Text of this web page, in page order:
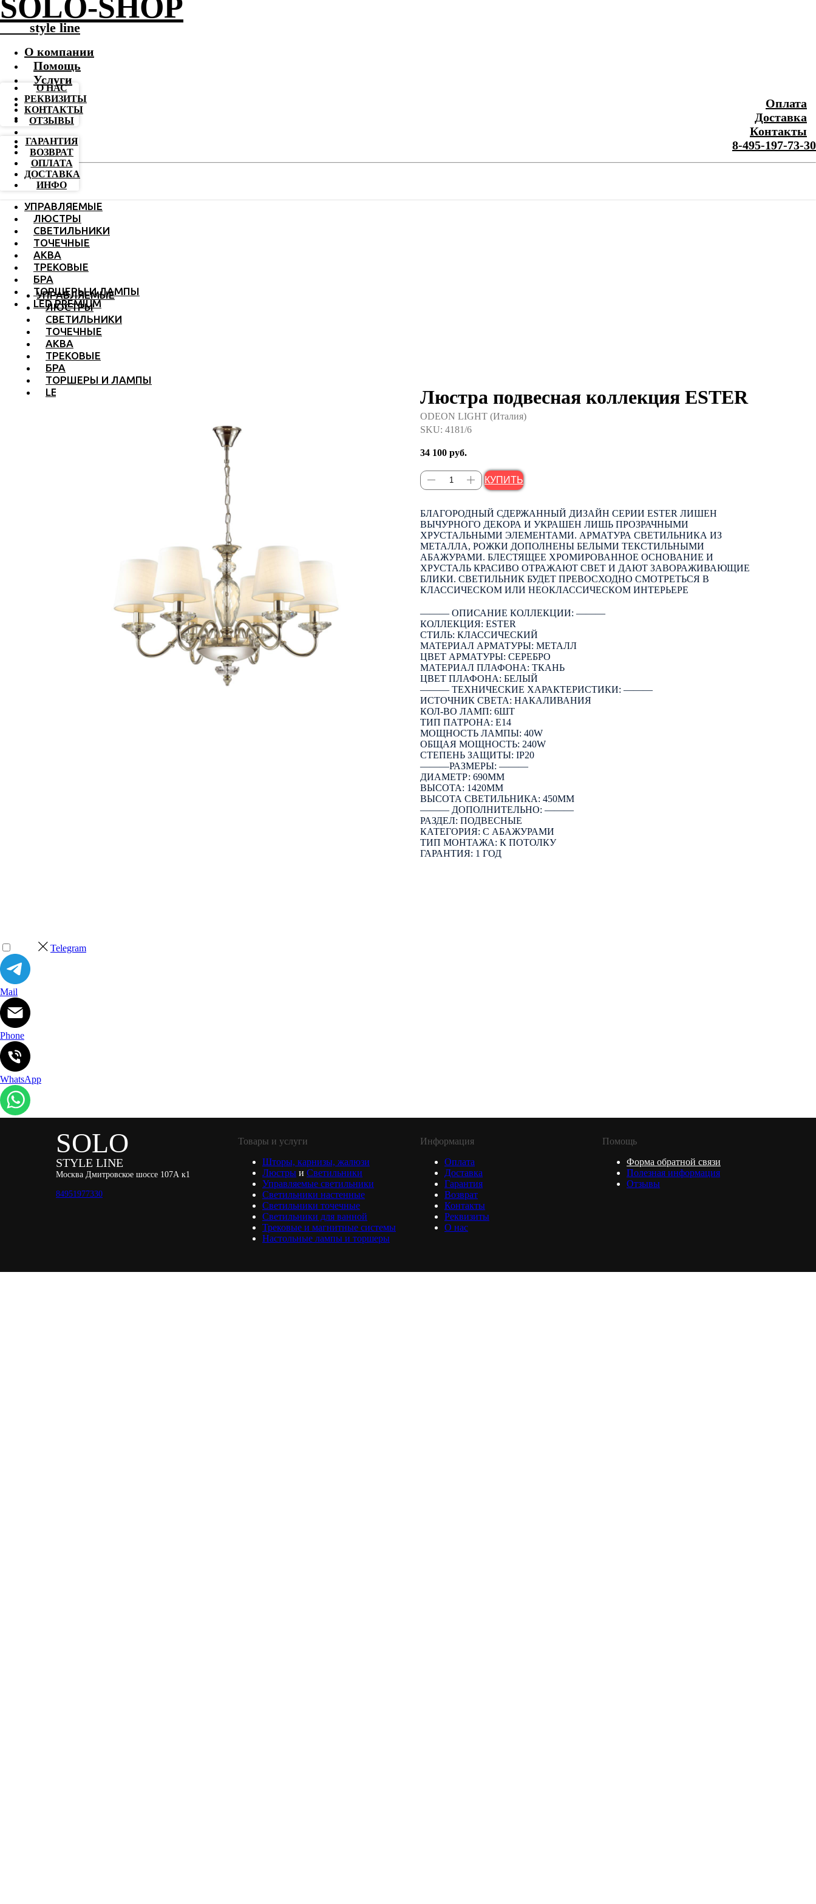
SOLO-SHOP
-------style line
О компании
Помощь
Услуги
Оплата
Доставка
Контакты
8-495-197-73-30
О НАС
РЕКВИЗИТЫ
КОНТАКТЫ
ОТЗЫВЫ
ГАРАНТИЯ
ВОЗВРАТ
ОПЛАТА
ДОСТАВКА
ИНФО
УПРАВЛЯЕМЫЕ
ЛЮСТРЫ
СВЕТИЛЬНИКИ
ТОЧЕЧНЫЕ
АКВА
ТРЕКОВЫЕ
БРА
ТОРШЕРЫ И ЛАМПЫ
LED PREMIUM
УПРАВЛЯЕМЫЕ
ЛЮСТРЫ
СВЕТИЛЬНИКИ
ТОЧЕЧНЫЕ
АКВА
ТРЕКОВЫЕ
БРА
ТОРШЕРЫ И ЛАМПЫ
LED PREMIUM
Люстра подвесная коллекция ESTER
ODEON LIGHT (Италия)
SKU: 4181/6
34 100 руб.
КУПИТЬ
БЛАГОРОДНЫЙ СДЕРЖАННЫЙ ДИЗАЙН СЕРИИ ESTER ЛИШЕН
ВЫЧУРНОГО ДЕКОРА И УКРАШЕН ЛИШЬ ПРОЗРАЧНЫМИ
ХРУСТАЛЬНЫМИ ЭЛЕМЕНТАМИ. АРМАТУРА СВЕТИЛЬНИКА ИЗ
МЕТАЛЛА, РОЖКИ ДОПОЛНЕНЫ БЕЛЫМИ ТЕКСТИЛЬНЫМИ
АБАЖУРАМИ. БЛЕСТЯЩЕЕ ХРОМИРОВАННОЕ ОСНОВАНИЕ И
ХРУСТАЛЬ КРАСИВО ОТРАЖАЮТ СВЕТ И ДАЮТ ЗАВОРАЖИВАЮЩИЕ
БЛИКИ. СВЕТИЛЬНИК БУДЕТ ПРЕВОСХОДНО СМОТРЕТЬСЯ В
КЛАССИЧЕСКОМ ИЛИ НЕОКЛАССИЧЕСКОМ ИНТЕРЬЕРЕ
――― ОПИСАНИЕ КОЛЛЕКЦИИ: ―――
КОЛЛЕКЦИЯ: ESTER
СТИЛЬ: КЛАССИЧЕСКИЙ
МАТЕРИАЛ АРМАТУРЫ: МЕТАЛЛ
ЦВЕТ АРМАТУРЫ: СЕРЕБРО
МАТЕРИАЛ ПЛАФОНА: ТКАНЬ
ЦВЕТ ПЛАФОНА: БЕЛЫЙ
――― ТЕХНИЧЕСКИЕ ХАРАКТЕРИСТИКИ: ―――
ИСТОЧНИК СВЕТА: НАКАЛИВАНИЯ
КОЛ-ВО ЛАМП: 6ШТ
ТИП ПАТРОНА: E14
МОЩНОСТЬ ЛАМПЫ: 40W
ОБЩАЯ МОЩНОСТЬ: 240W
СТЕПЕНЬ ЗАЩИТЫ: IP20
―――РАЗМЕРЫ: ―――
ДИАМЕТР: 690ММ
ВЫСОТА: 1420ММ
ВЫСОТА СВЕТИЛЬНИКА: 450ММ
――― ДОПОЛНИТЕЛЬНО: ―――
РАЗДЕЛ: ПОДВЕСНЫЕ
КАТЕГОРИЯ: С АБАЖУРАМИ
ТИП МОНТАЖА: К ПОТОЛКУ
ГАРАНТИЯ: 1 ГОД
Telegram
Mail
Phone
WhatsApp
SOLO
STYLE LINE
Москва Дмитровское шоссе 107А к1
84951977330
Товары и услуги
Шторы, карнизы, жалюзи
Люстры и Светильники
Управляемые светильники
Светильники настенные
Светильники точечные
Светильники для ванной
Трековые и магнитные системы
Настольные лампы и торшеры
Информация
Оплата
Доставка
Гарантия
Возврат
Контакты
Реквизиты
О нас
Помощь
Форма обратной связи
Полезная информация
Отзывы